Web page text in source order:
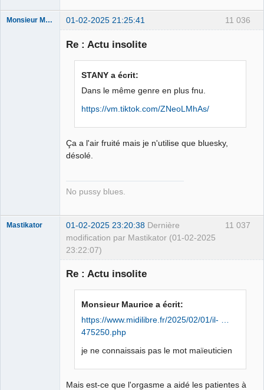
11 036
Monsieur Maurice 01-02-2025 21:25:41
Re : Actu insolite
STANY a écrit:
Dans le même genre en plus fnu.
https://vm.tiktok.com/ZNeoLMhAs/
Ça a l'air fruité mais je n'utilise que bluesky,
désolé.
No pussy blues.
11 037
Mastikator 01-02-2025 23:20:38 Dernière
modification par Mastikator (01-02-2025
23:22:07)
Re : Actu insolite
Monsieur Maurice a écrit:
https://www.midilibre.fr/2025/02/01/il- …
475250.php
je ne connaissais pas le mot maïeuticien
Mais est-ce que l'orgasme a aidé les patientes à